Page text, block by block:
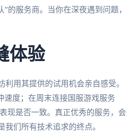
的服务商。当你在深夜遇到问题，
体验
用其提供的试用机会亲自感受。
速度；在周末连接国服游戏服务
现是否一致。真正优秀的服务，会
们所有技术追求的终点。